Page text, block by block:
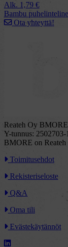
Alk. 1,79 €
Bambu
Ota yhteyttä!
Reateh Oy BMORE
Y-tunnus: 2502703-1
BMORE on
Toimitusehdot
Rekisteriseloste
Q&A
Oma tili
Evästekäytännöt